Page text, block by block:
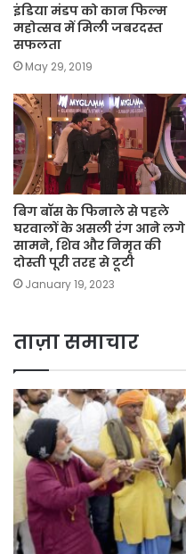
इंडिया मंडप को कान फिल्म
महोत्सव में मिली जबरदस्त
सफलता
May 29, 2019
बिग बॉस के फिनाले से पहले
घरवालों के असली रंग आने लगे
सामने, शिव और निमृत की
दोस्ती पूरी तरह से टूटी
January 19, 2023
ताज़ा समाचार